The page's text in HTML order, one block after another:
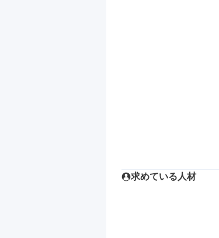
求めている人材